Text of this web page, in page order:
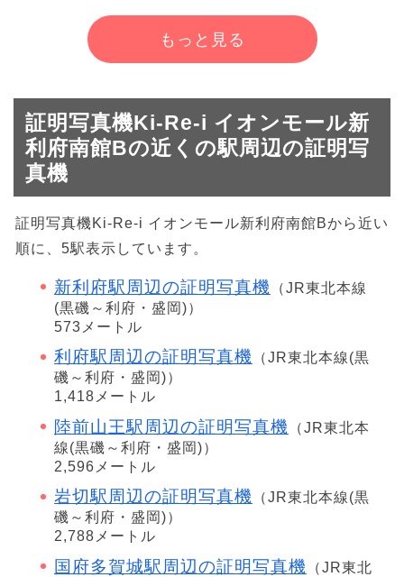
もっと見る
証明写真機Ki-Re-i イオンモール新
利府南館Bの近くの駅周辺の証明写
真機
証明写真機Ki-Re-i イオンモール新利府南館Bから近い
順に、5駅表示しています。
新利府駅周辺の証明写真機
（JR東北本線
(黒磯～利府・盛岡)）
573メートル
利府駅周辺の証明写真機
（JR東北本線(黒
磯～利府・盛岡)）
1,418メートル
陸前山王駅周辺の証明写真機
（JR東北本
線(黒磯～利府・盛岡)）
2,596メートル
岩切駅周辺の証明写真機
（JR東北本線(黒
磯～利府・盛岡)）
2,788メートル
国府多賀城駅周辺の証明写真機
（JR東北